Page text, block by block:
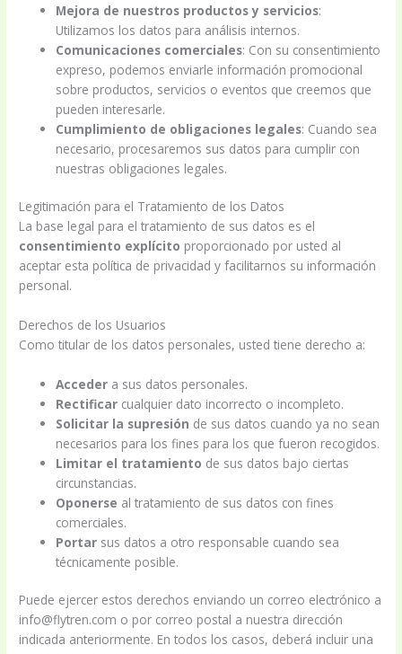
Mejora de nuestros productos y servicios:
Utilizamos los datos para análisis internos.
Comunicaciones comerciales: Con su consentimiento
expreso, podemos enviarle información promocional
sobre productos, servicios o eventos que creemos que
pueden interesarle.
Cumplimiento de obligaciones legales: Cuando sea
necesario, procesaremos sus datos para cumplir con
nuestras obligaciones legales.
Legitimación para el Tratamiento de los Datos
La base legal para el tratamiento de sus datos es el
consentimiento explícito proporcionado por usted al
aceptar esta política de privacidad y facilitarnos su información
personal.
Derechos de los Usuarios
Como titular de los datos personales, usted tiene derecho a:
Acceder a sus datos personales.
Rectificar cualquier dato incorrecto o incompleto.
Solicitar la supresión de sus datos cuando ya no sean
necesarios para los fines para los que fueron recogidos.
Limitar el tratamiento de sus datos bajo ciertas
circunstancias.
Oponerse al tratamiento de sus datos con fines
comerciales.
Portar sus datos a otro responsable cuando sea
técnicamente posible.
Puede ejercer estos derechos enviando un correo electrónico a
info@flytren.com o por correo postal a nuestra dirección
indicada anteriormente. En todos los casos, deberá incluir una